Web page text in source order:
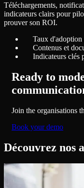
Téléchargements,
indicateurs clairs pour
prouver son ROI.
Taux d'adoption
Contenus et
Indicateurs clés
Ready to
Join the organisations
Book your demo
Découvrez nos